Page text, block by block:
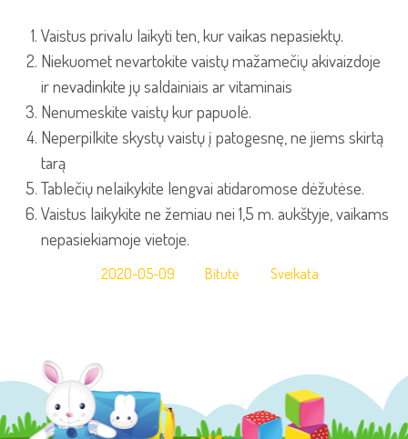
Vaistus privalu laikyti ten, kur vaikas nepasiektų.
Niekuomet nevartokite vaistų mažamečių akivaizdoje
ir nevadinkite jų saldainiais ar vitaminais
Nenumeskite vaistų kur papuolė.
Neperpilkite skystų vaistų į patogesnę, ne jiems skirtą
tarą
Tablečių nelaikykite lengvai atidaromose dėžutėse.
Vaistus laikykite ne žemiau nei 1,5 m. aukštyje, vaikams
nepasiekiamoje vietoje.
2020-05-09 Bitutė Sveikata